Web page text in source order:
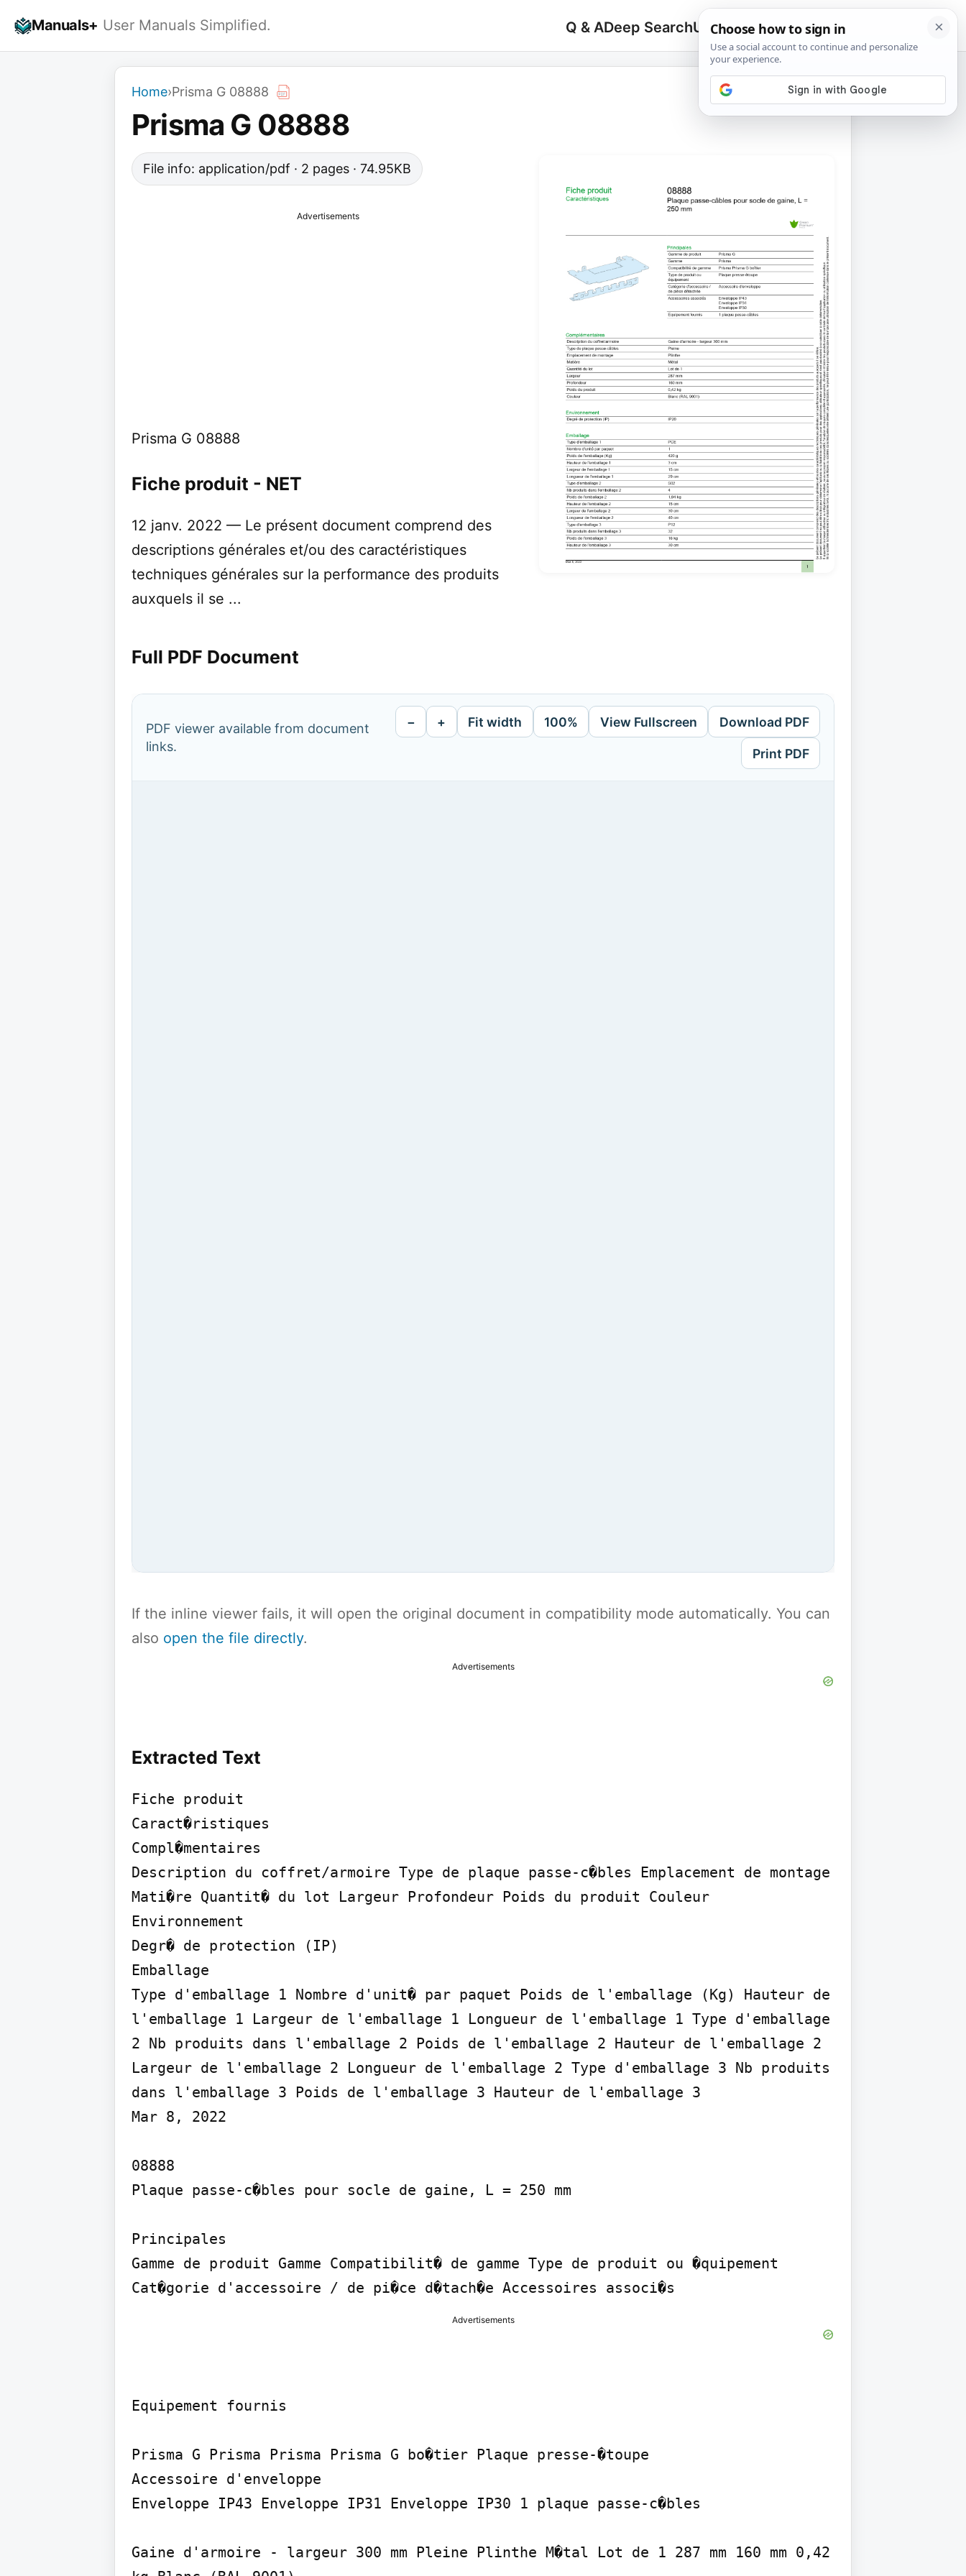
Manuals+ User Manuals Simplified. Q & ADeep SearchUpload
Search
for:
🔍
Home›Prisma G 08888
Prisma G 08888
File info: application/pdf · 2 pages · 74.95KB
Advertisements
Prisma G 08888
Fiche produit - NET
12 janv. 2022 — Le présent document comprend des
descriptions générales et/ou des caractéristiques
techniques générales sur la performance des produits
auxquels il se ...
Full PDF Document
PDF viewer available from document
links.
− + Fit width 100% View Fullscreen Download PDF
Print PDF
If the inline viewer fails, it will open the original document in compatibility mode automatically. You can
also open the file directly.
Advertisements
Extracted Text
Fiche produit
Caract�ristiques
Compl�mentaires
Description du coffret/armoire Type de plaque passe-c�bles Emplacement de montage
Mati�re Quantit� du lot Largeur Profondeur Poids du produit Couleur
Environnement
Degr� de protection (IP)
Emballage
Type d'emballage 1 Nombre d'unit� par paquet Poids de l'emballage (Kg) Hauteur de
l'emballage 1 Largeur de l'emballage 1 Longueur de l'emballage 1 Type d'emballage
2 Nb produits dans l'emballage 2 Poids de l'emballage 2 Hauteur de l'emballage 2
Largeur de l'emballage 2 Longueur de l'emballage 2 Type d'emballage 3 Nb produits
dans l'emballage 3 Poids de l'emballage 3 Hauteur de l'emballage 3
Mar 8, 2022
08888
Plaque passe-c�bles pour socle de gaine, L = 250 mm
Principales
Gamme de produit Gamme Compatibilit� de gamme Type de produit ou �quipement
Cat�gorie d'accessoire / de pi�ce d�tach�e Accessoires associ�s
Advertisements
Equipement fournis
Prisma G Prisma Prisma Prisma G bo�tier Plaque presse-�toupe
Accessoire d'enveloppe
Enveloppe IP43 Enveloppe IP31 Enveloppe IP30 1 plaque passe-c�bles
Gaine d'armoire - largeur 300 mm Pleine Plinthe M�tal Lot de 1 287 mm 160 mm 0,42